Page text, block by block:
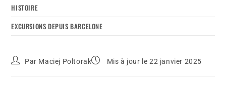
HISTOIRE
EXCURSIONS DEPUIS BARCELONE
Par Maciej Poltorak Mis à jour le 22 janvier 2025